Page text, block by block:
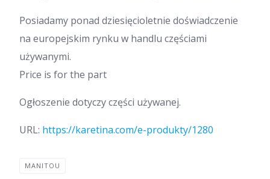
Posiadamy ponad dziesięcioletnie doświadczenie
na europejskim rynku w handlu częściami
używanymi.
Price is for the part
Ogłoszenie dotyczy części używanej.
URL: https://karetina.com/e-produkty/1280
MANITOU